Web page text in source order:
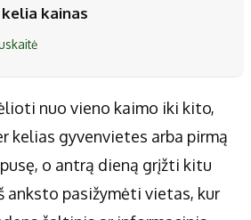
kainas
nuo vieno kaimo iki kito,
kelias gyvenvietes arba pirmą
o antrą dieną grįžti kitu
anksto pasižymėti vietas, kur